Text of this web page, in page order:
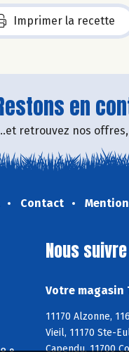
Imprimer la recette
en
retrouvez nos
Contact
Nous
Votre magasin
11170 Alzonne,
Vieil, 11170 Ste-
Capendu, 11700